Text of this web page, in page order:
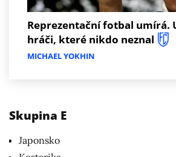
Reprezentační fotbal umírá.
hráči, které nikdo neznal
MICHAEL YOKHIN
Skupina E
Japonsko